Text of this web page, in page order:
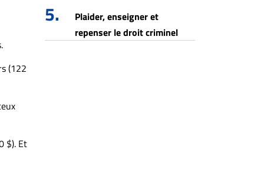
(122
$). Et
5.
Plaider, enseigner et
repenser le droit criminel